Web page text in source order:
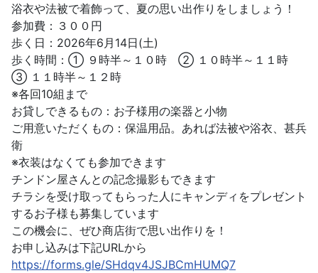
浴衣や法被で着飾って、夏の思い出作りをしましょう！
参加費：３００円
歩く日：2026年6月14日(土)
歩く時間：① ９時半～１０時 ② １０時半～１１時
③ １１時半～１２時
※各回10組まで
お貸しできるもの：お子様用の楽器と小物
ご用意いただくもの：保温用品。あれば法被や浴衣、甚兵
衛
※衣装はなくても参加できます
チンドン屋さんとの記念撮影もできます
チラシを受け取ってもらった人にキャンディをプレゼント
するお子様も募集しています
この機会に、ぜひ商店街で思い出作りを！
お申し込みは下記URLから
https://forms.gle/SHdqv4JSJBCmHUMQ7